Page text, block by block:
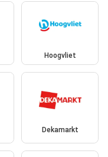
Hoogvliet
Dekamarkt